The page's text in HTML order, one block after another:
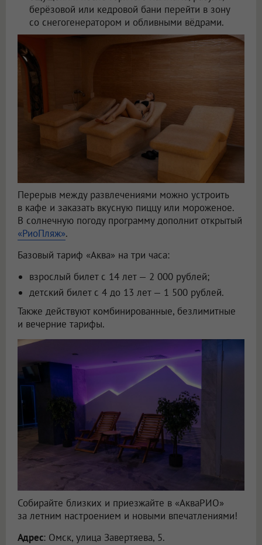
берёзовой или кедровой бани перейти в зону
со снегогенератором и обливными вёдрами.
Перерыв между развлечениями можно устроить
в кафе и заказать вкусную пиццу или мороженое.
В солнечную погоду программу дополнит открытый
«РиоПляж».
Базовый тариф «Аква» на три часа:
взрослый билет с 14 лет — 2 000 рублей;
детский билет с 4 до 13 лет — 1 500 рублей.
Также действуют комбинированные, безлимитные
и вечерние тарифы.
Собирайте близких и приезжайте в «АкваРИО»
за летним настроением и новыми впечатлениями!
Адрес: Омск, улица Завертяева, 5.